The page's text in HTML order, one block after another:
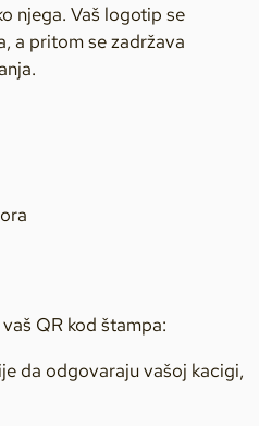
njega. Vaš logotip se
a pritom se zadržava
QR kod štampa:
da odgovaraju vašoj kacigi,